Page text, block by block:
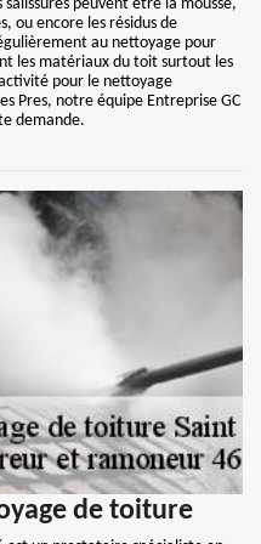
peuvent être la mousse,
ou encore les résidus de
au nettoyage pour
les matériaux du toit surtout les
pour le nettoyage
Pres, notre équipe Entreprise GC
demande.
de toiture